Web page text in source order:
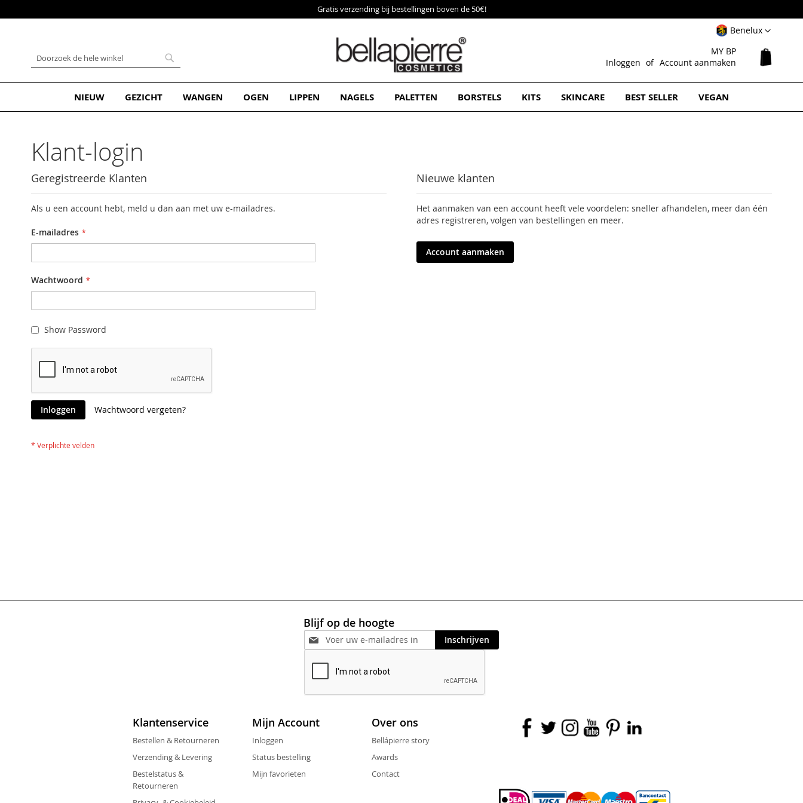
Gratis verzending bij bestellingen boven de 50€!
SelectBenelux
de
inhoud
MY BP
Inloggen
Account aanmaken
Zoek
NIEUW GEZICHT WANGEN OGEN LIPPEN NAGELS PALETTEN BORSTELS KITS SKINCARE BEST SELLER VEGAN
Klant-login
Geregistreerde Klanten
Als u een account hebt, meld u dan aan met uw e-mailadres.
E-mailadres
Wachtwoord
Show Password
Inloggen Wachtwoord vergeten?
Nieuwe klanten
Het aanmaken van een account heeft vele voordelen: sneller afhandelen, meer dan één
adres registreren, volgen van bestellingen en meer.
Account aanmaken
Blijf op de hoogte
Inschrijven
Klantenservice
Bestellen & Retourneren
Verzending & Levering
Bestelstatus &
Retourneren
Mijn Account
Inloggen
Status bestelling
Mijn favorieten
Over ons
Bellápierre story
Awards
Contact